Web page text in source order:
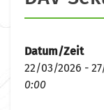
Datum/Zeit
22/03/2026 -
0:00